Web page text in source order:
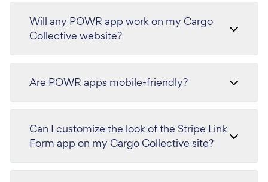
Will any POWR app work on my Cargo
Collective website?
Are POWR apps mobile-friendly?
Can I customize the look of the Stripe Link
Form app on my Cargo Collective site?